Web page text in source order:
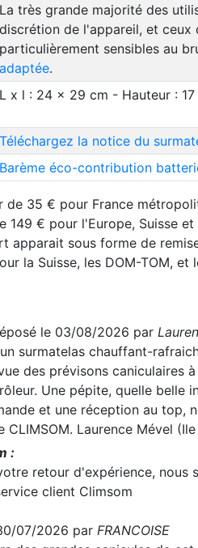
La très grande majorité des
discrétion de l'appareil, et ceux
particulièrement sensibles au
adaptée.
L x l : 24 x 29 cm - Hauteur : 17
Téléchargez la notice du
Barème éco-contribution
35 € pour France
€ pour l'Europe, Suisse et
apparait sous forme de
la Suisse, les DOM-TOM,
le 03/08/2026 par
surmatelas chauffant-
des prévisons caniculaires
Une pépite, quelle
et une réception au top,
Laurence Mével
:
retour d'expérience, nous
client Climsom
07/2026 par FRANCOISE